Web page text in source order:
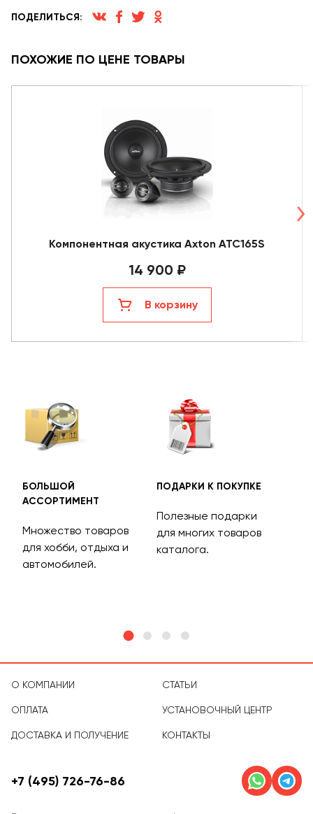
ПОДЕЛИТЬСЯ:
ПОХОЖИЕ ПО ЦЕНЕ ТОВАРЫ
Компонентная акустика Axton ATC165S
14 900 ₽
В корзину
БОЛЬШОЙ
АССОРТИМЕНТ
Множество товаров
для хобби, отдыха и
автомобилей.
ПОДАРКИ К ПОКУПКЕ
Полезные подарки
для многих товаров
каталога.
О КОМПАНИИ
ОПЛАТА
ДОСТАВКА И ПОЛУЧЕНИЕ
СТАТЬИ
УСТАНОВОЧНЫЙ ЦЕНТР
КОНТАКТЫ
+7 (495) 726-76-86